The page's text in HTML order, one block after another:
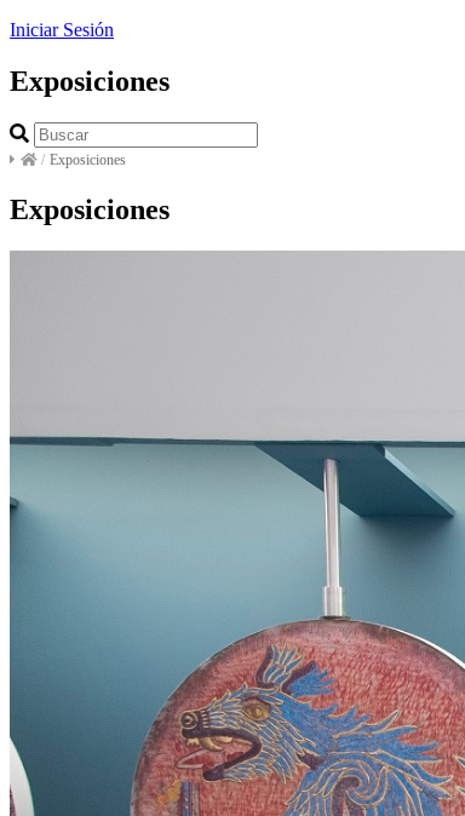
Iniciar Sesión
Exposiciones
/ Exposiciones
Exposiciones